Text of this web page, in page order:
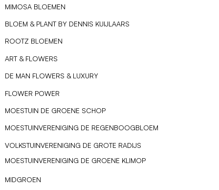
MIMOSA BLOEMEN
BLOEM & PLANT BY DENNIS KUIJLAARS
ROOTZ BLOEMEN
ART & FLOWERS
DE MAN FLOWERS & LUXURY
FLOWER POWER
MOESTUIN DE GROENE SCHOP
MOESTUINVERENIGING DE REGENBOOGBLOEM
VOLKSTUINVERENIGING DE GROTE RADIJS
MOESTUINVERENIGING DE GROENE KLIMOP
MIDGROEN